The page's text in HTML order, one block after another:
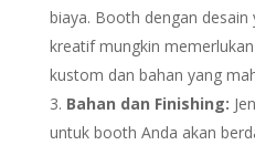
biaya. Booth dengan
kreatif mungkin
kustom dan bahan yang
Bahan dan Finishing:
untuk booth Anda akan